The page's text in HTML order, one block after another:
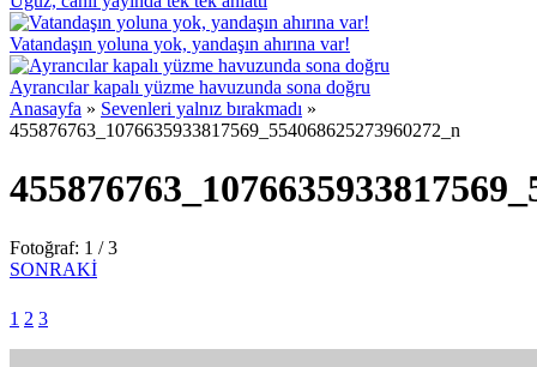
Vatandaşın yoluna yok, yandaşın ahırına var!
Ayrancılar kapalı yüzme havuzunda sona doğru
Anasayfa » Sevenleri yalnız bırakmadı »
455876763_1076635933817569_554068625273960272_n
Fotoğraf: 1 / 3
SONRAKİ
1 2 3